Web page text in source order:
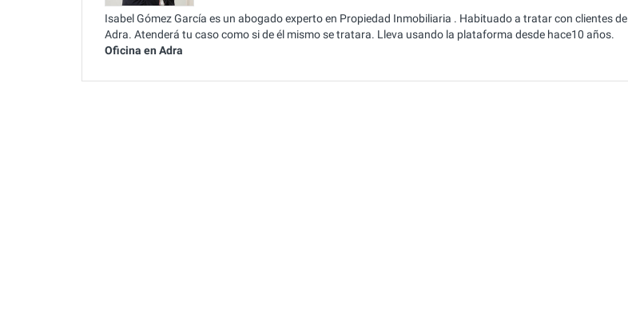
Isabel Gómez García es un abogado experto en Propiedad Inmobiliaria . Habituado a tratar con clientes de
Adra. Atenderá tu caso como si de él mismo se tratara. Lleva usando la plataforma desde hace10 años.
Oficina en Adra